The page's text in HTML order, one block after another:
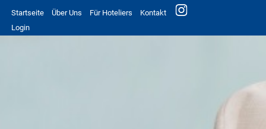
Startseite Über Uns Für Hoteliers
Kontakt
Login